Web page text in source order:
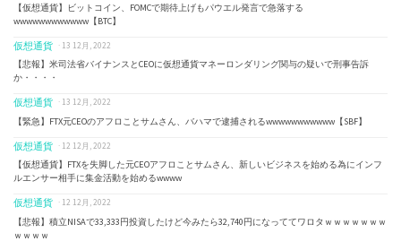
【仮想通貨】ビットコイン、FOMCで期待上げもパウエル発言で急落する
wwwwwwwwwwww【BTC】
仮想通貨 · 13 12月, 2022
【悲報】米司法省バイナンスとCEOに仮想通貨マネーロンダリング関与の疑いで刑事告訴
か・・・・
仮想通貨 · 13 12月, 2022
【緊急】FTX元CEOのアフロことサムさん、バハマで逮捕されるwwwwwwwwwww【SBF】
仮想通貨 · 12 12月, 2022
【仮想通貨】FTXを失脚した元CEOアフロことサムさん、新しいビジネスを始める為にインフ
ルエンサー相手に集金活動を始めるwwww
仮想通貨 · 12 12月, 2022
【悲報】積立NISAで33,333円投資したけど今みたら32,740円になっててワロタｗｗｗｗｗｗｗ
ｗｗｗｗ